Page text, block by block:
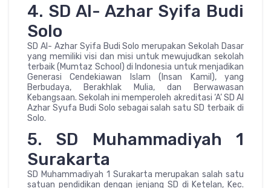
4. SD Al- Azhar Syifa Budi
Solo
SD Al- Azhar Syifa Budi Solo merupakan Sekolah Dasar
yang memiliki visi dan misi untuk mewujudkan sekolah
terbaik (Mumtaz School) di Indonesia untuk menjadikan
Generasi Cendekiawan Islam (Insan Kamil), yang
Berbudaya, Berakhlak Mulia, dan Berwawasan
Kebangsaan. Sekolah ini memperoleh akreditasi ‘A’ SD Al
Azhar Syufa Budi Solo sebagai salah satu SD terbaik di
Solo.
5. SD Muhammadiyah 1
Surakarta
SD Muhammadiyah 1 Surakarta merupakan salah satu
satuan pendidikan dengan jenjang SD di Ketelan, Kec.